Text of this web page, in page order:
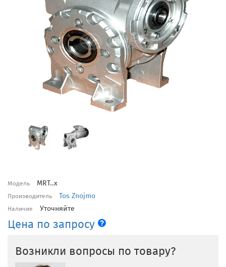
Модель MRT..x
Производитель Tos Znojmo
Наличие Уточняйте
Цена по запросу
Возникли вопросы по товару?